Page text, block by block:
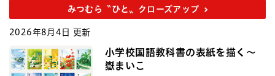
みつむら〝ひと〟クローズアップ
2026年8月4日 更新
小学校国語教科書の表紙を描く～
嶽まいこ